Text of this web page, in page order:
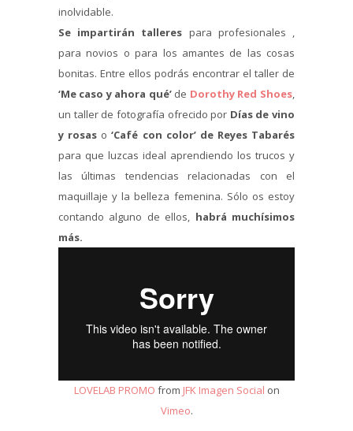
inolvidable.
Se impartirán talleres para profesionales ,
para novios o para los amantes de las cosas
bonitas. Entre ellos podrás encontrar el taller de
‘Me caso y ahora qué’de Dorothy Red Shoes,
un taller de fotografía ofrecido por Días de vino
y rosas o‘Café con color’ de Reyes Tabarés
para que luzcas ideal aprendiendo los trucos y
las últimas tendencias relacionadas con el
maquillaje y la belleza femenina. Sólo os estoy
contando alguno de ellos, habrá muchísimos
más.
LOVELAB PROMO from JFK Imagen Social on
Vimeo.